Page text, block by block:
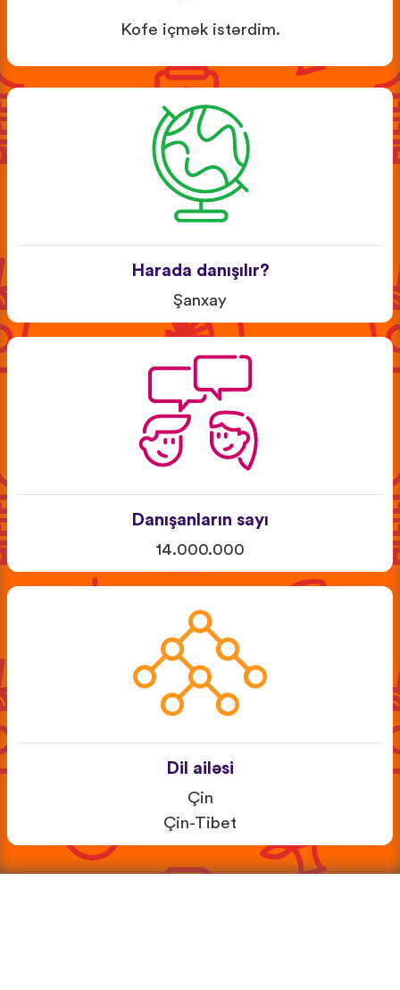
Kofe içmək istərdim.
Harada danışılır?
Şanxay
Danışanların sayı
14.000.000
Dil ailəsi
Çin
Çin-Tibet